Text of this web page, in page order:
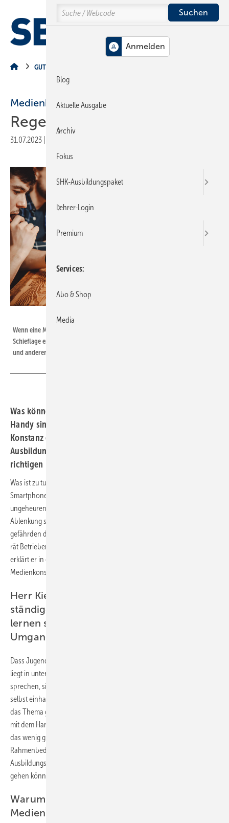
Hauptinhalt
Hauptmenü
SiteSearch
GUT GEMACHT
Medienkonsum
Regeln im Betrieb
31.07.2023
Wenn eine Mittagspause im Betrieb so aussieht, kann auf Dauer eine soziale
Schieflage entstehen. Lesen Sie, wie ein Experte die Nutzung des Handys
und anderer Medien einschätzt.
Was können Betriebe tun, wenn die Azubis ständig am
Handy sind? In einem Workshop der Handwerkskammer
Konstanz gaben ­Mediensuchtexperte Lars Kiefer und
Ausbildungsbegleiterin Alexandra Hagen-Ettl Tipps zum
richtigen Umgang mit problematischem Medienkonsum.
Was ist zu tun, wenn Azubis oder Mitarbeitende ständig mit ihrem
Smartphone beschäftigt sind? Die digitalen Medien üben einen
ungeheuren Reiz aus, der bis zur Sucht führen kann. Durch die
Ablenkung schaffen die Mitarbeitenden in der Regel weniger und
gefährden die Sicherheit im Betrieb. Mediensuchtexperte Lars Kiefer
rät Betrieben deswegen zu klaren Regeln für die Mediennutzung. Hier
erklärt er in einem Interview, wie man ­einen problematischen
Medienkonsum erkennt und wie man Betroffenen helfen kann.
Herr Kiefer, das Smartphone ist ein
ständiger Begleiter für Jugendliche. Wie
lernen sie einen verantwortungsvollen
Umgang damit?
Dass Jugendliche den richtigen Umgang mit neuen Medien lernen,
liegt in unterschiedlichen Händen. Eltern sollten zuhause über Regeln
sprechen, sie gemeinsam für die Familie aufstellen und dann auch
selbst einhalten. Nur wenn ich selbst ein gutes Vorbild bin, kann ich
das Thema glaubhaft vermitteln. Wenn ich als Elternteil selbst immer
mit dem Handy beim Essen sitze und ständig abgelenkt bin, dann ist
das wenig glaubwürdig. Junge Menschen brauchen
Rahmenbedingungen. Da kommen dann auch Schulen und
Ausbildungsbetriebe ins Spiel. Jugendliche probieren aus, wie weit sie
gehen können.
Warum braucht ein Betrieb Regeln für die
Mediennutzung?
Search
Blog
Aktuelle Ausgabe
Archiv
Fokus
SHK-Ausbildungspaket
Lehrer-Login
Premium
Services
Abo & Shop
Media